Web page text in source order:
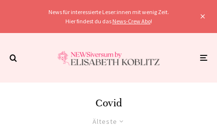
News für interessierte Leser:innen mit wenig Zeit.
Hier findest du das News-Crew Abo!
Covid
Älteste